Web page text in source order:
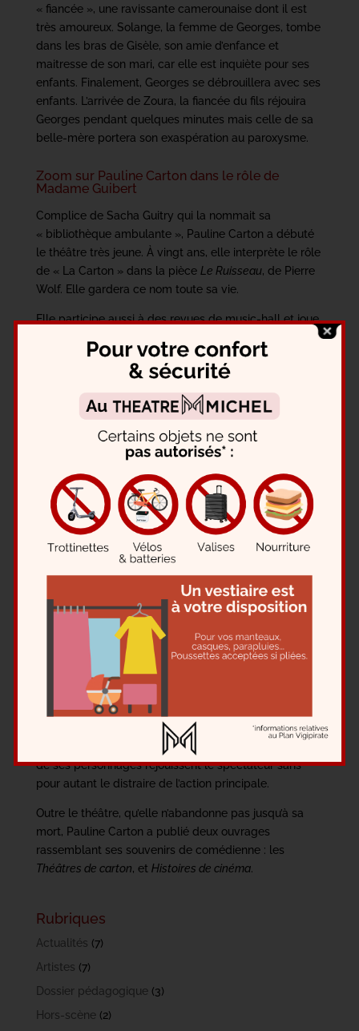
« fiancée », une ravissante camerounaise dont il est
très amoureux. Solange, la femme de Georges, tombe
dans les bras de Gisèle, son amie d’enfance et
maitresse de son mari, car elle est inquiète pour ses
enfants. Finalement, Georges se débrouillera avec ses
enfants. L’arrivée de Zoura, la fiancée du fils réjouira
Georges pendant quelques minutes mais celle de sa
belle-mère portera son exaspération au paroxysme.
Zoom sur Pauline Carton dans le rôle de
Madame Guibert
Complice de Sacha Guitry qui la nommait sa
« bibliothèque ambulante », Pauline Carton a débuté
le théâtre très jeune. À vingt ans, elle interprète le rôle
de « La Carton » dans la pièce Le Ruisseau, de Pierre
Wolf. Elle gardera ce nom toute sa vie.
Elle participe aussi à des revues de music-hall et joue
, de Henri Duvernois, lyrics d’Albert Willemetz,
qu’elle chante avec René Koval l’air bien connu :
« Sous les palétuviers ».
Elle débute au cinéma en 1907 et fait, entre autres,
des apparitions dans Blanchette, de René Hervil (1921),
Feu Mathias Pascal, de Marcel L’Herbier (1925),
Education de prince, d’Henri Diamant-Berger (1927), et
le Sang d’un poète, de Jean Cocteau (1930). Au total,
Pauline Carton aura tourné dans pas moins de 250
films. Parmi les cinéastes, on retrouve Max Ophuls,
Abel Gance et Henri-Georges Clouzot.
plan, dont elle se fait très rapidement la spécialiste.
Soubrette, concierge, mégère… Pauline Carton les a
incarnées des années durant au cinéma ou sur les
planches. On lui découvre en outre une voix de
vinaigre aux accents faubouriens qui s’accorde à
merveille avec sa silhouette surmontée d’un chignon à
l’ancienne mode. Elle se définit comme étant une
« utilité », c’est-à-dire un personnage effacé mais
indispensable cependant à l’intrigue. Les interventions
de ses personnages réjouissent le spectateur sans
pour autant le distraire de l’action principale.
Outre le théâtre, qu’elle n’abandonne pas jusqu’à sa
mort, Pauline Carton a publié deux ouvrages
rassemblant ses souvenirs de comédienne : les
Théâtres de carton, et Histoires de cinéma.
Rubriques
Actualités (7)
Artistes (7)
Dossier pédagogique(3)
Hors-scène(2)